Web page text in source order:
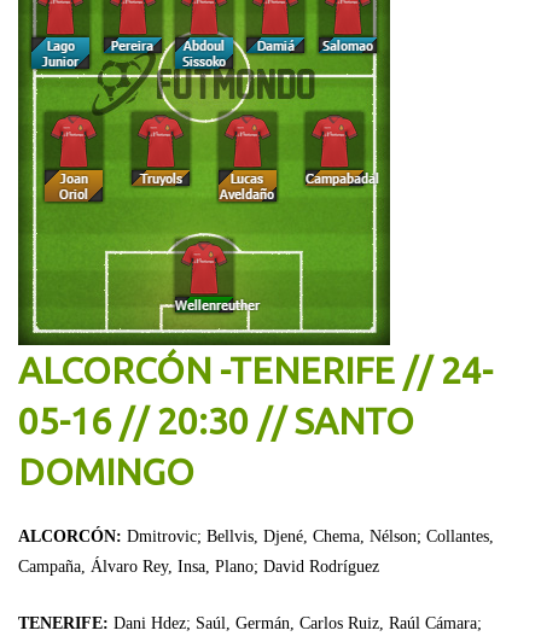
ALCORCÓN -TENERIFE // 24-
05-16 // 20:30 // SANTO
DOMINGO
ALCORCÓN: Dmitrovic; Bellvis, Djené, Chema, Nélson; Collantes,
Campaña, Álvaro Rey, Insa, Plano; David Rodríguez
TENERIFE: Dani Hdez; Saúl, Germán, Carlos Ruiz, Raúl Cámara;